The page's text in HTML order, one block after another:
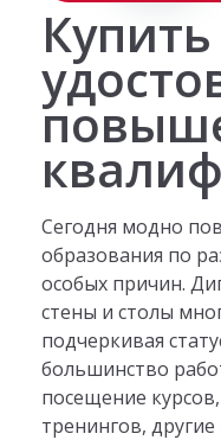
Купить
Сегодня модно
образования по
особых причин.
стены и столы
подчеркивая
большинство
посещение
тренингов,